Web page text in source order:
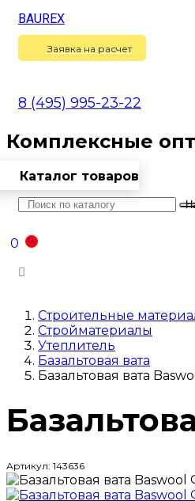
BAUREX
Заявка на расчет
8 (495) 995-23-22
Комплексные
Каталог товаров
0
0
Строительные
Стройматериалы
Утеплитель
Базальтовая вата
Базальтовая вата
Артикул: 143636